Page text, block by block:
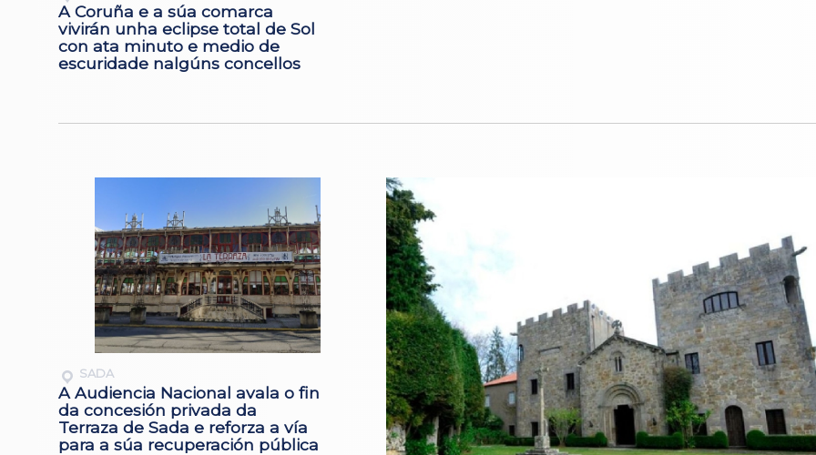
A Coruña e a súa comarca
vivirán unha eclipse total de Sol
con ata minuto e medio de
escuridade nalgúns concellos
SADA
A Audiencia Nacional avala o fin
da concesión privada da
Terraza de Sada e reforza a vía
para a súa recuperación pública